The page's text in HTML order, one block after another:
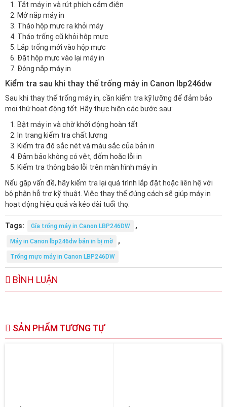
Tắt máy in và rút phích cắm điện
Mở nắp máy in
Tháo hộp mực ra khỏi máy
Tháo trống cũ khỏi hộp mực
Lắp trống mới vào hộp mực
Đặt hộp mực vào lại máy in
Đóng nắp máy in
Kiểm tra sau khi thay thế trống máy in Canon lbp246dw
Sau khi thay thế trống máy in, cần kiểm tra kỹ lưỡng để đảm bảo
mọi thứ hoạt động tốt. Hãy thực hiện các bước sau:
Bật máy in và chờ khởi động hoàn tất
In trang kiểm tra chất lượng
Kiểm tra độ sắc nét và màu sắc của bản in
Đảm bảo không có vệt, đốm hoặc lỗi in
Kiểm tra thông báo lỗi trên màn hình máy in
Nếu gặp vấn đề, hãy kiểm tra lại quá trình lắp đặt hoặc liên hệ với
bộ phận hỗ trợ kỹ thuật. Việc thay thế đúng cách sẽ giúp máy in
hoạt động hiệu quả và kéo dài tuổi thọ.
Tags: Gía trống máy in Canon LBP246DW ,
Máy in Canon lbp246dw bản in bị mờ ,
Trống mực máy in Canon LBP246DW
BÌNH LUẬN
SẢN PHẨM TƯƠNG TỰ